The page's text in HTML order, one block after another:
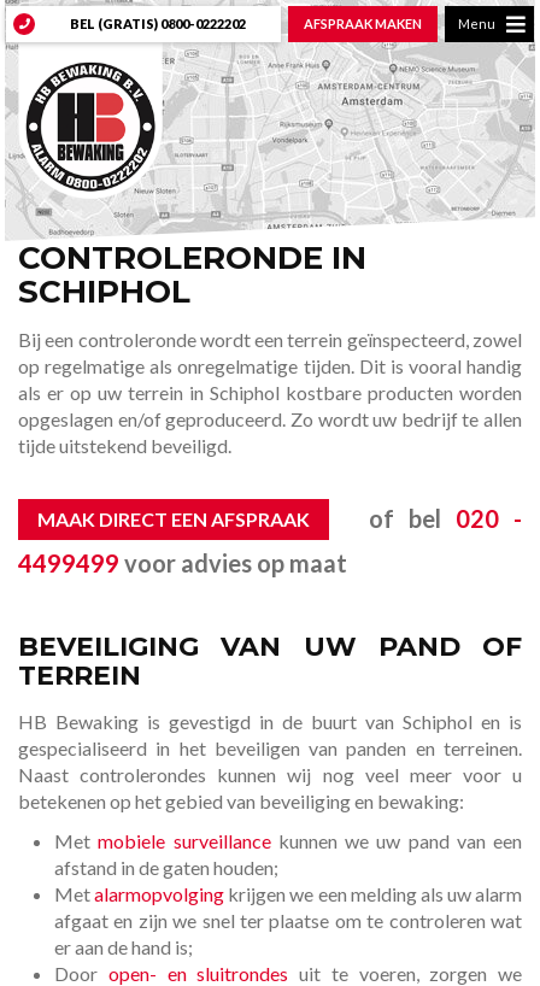
Menu
AFSPRAAK MAKEN
BEL (GRATIS) 0800-0222202
CONTROLERONDE IN
SCHIPHOL
Bij een controleronde wordt een terrein geïnspecteerd, zowel
op regelmatige als onregelmatige tijden. Dit is vooral handig
als er op uw terrein in Schiphol kostbare producten worden
opgeslagen en/of geproduceerd. Zo wordt uw bedrijf te allen
tijde uitstekend beveiligd.
MAAK DIRECT EEN AFSPRAAK of bel 020 -
4499499 voor advies op maat
BEVEILIGING VAN UW PAND OF
TERREIN
HB Bewaking is gevestigd in de buurt van Schiphol en is
gespecialiseerd in het beveiligen van panden en terreinen.
Naast controlerondes kunnen wij nog veel meer voor u
betekenen op het gebied van beveiliging en bewaking:
Metmobiele surveillancekunnen we uw pand van een
afstand in de gaten houden;
Metalarmopvolging krijgen we een melding als uw alarm
afgaat en zijn we snel ter plaatse om te controleren wat
er aan de hand is;
Door open- en sluitrondes uit te voeren, zorgen we